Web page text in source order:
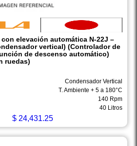
elevación automática N-22J –
vertical) (Controlador de
de descenso automático)
ruedas)
Condensador Vertical
T. Ambiente + 5 a 180°C
140 Rpm
40 Litros
$ 24,431.25